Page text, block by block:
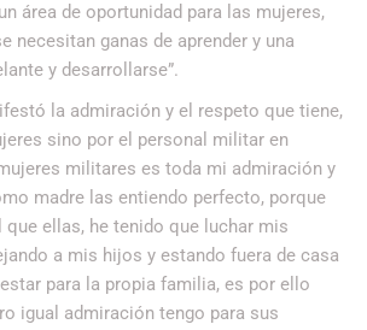
área de oportunidad para las mujeres,
necesitan ganas de aprender y una
y desarrollarse”.
la admiración y el respeto que tiene,
sino por el personal militar en
militares es toda mi admiración y
madre las entiendo perfecto, porque
ellas, he tenido que luchar mis
a mis hijos y estando fuera de casa
para la propia familia, es por ello
igual admiración tengo para sus